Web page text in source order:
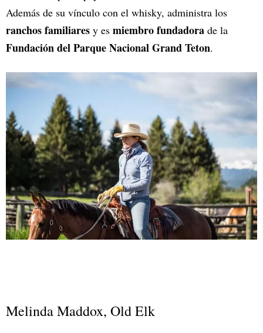
Además de su vínculo con el whisky, administra los
ranchos familiares y es miembro fundadora de la
Fundación del Parque Nacional Grand Teton.
Melinda Maddox, Old Elk